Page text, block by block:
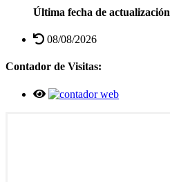
Última fecha de actualización
08/08/2026
Contador de Visitas: